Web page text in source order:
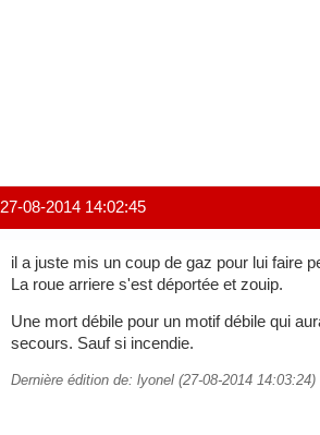
27-08-2014 14:02:45
il a juste mis un coup de gaz pour lui faire
La roue arriere s'est déportée et zouip.
Une mort débile pour un motif débile qui
secours. Sauf si incendie.
Dernière édition de: lyonel (27-08-2014 14:03:24)